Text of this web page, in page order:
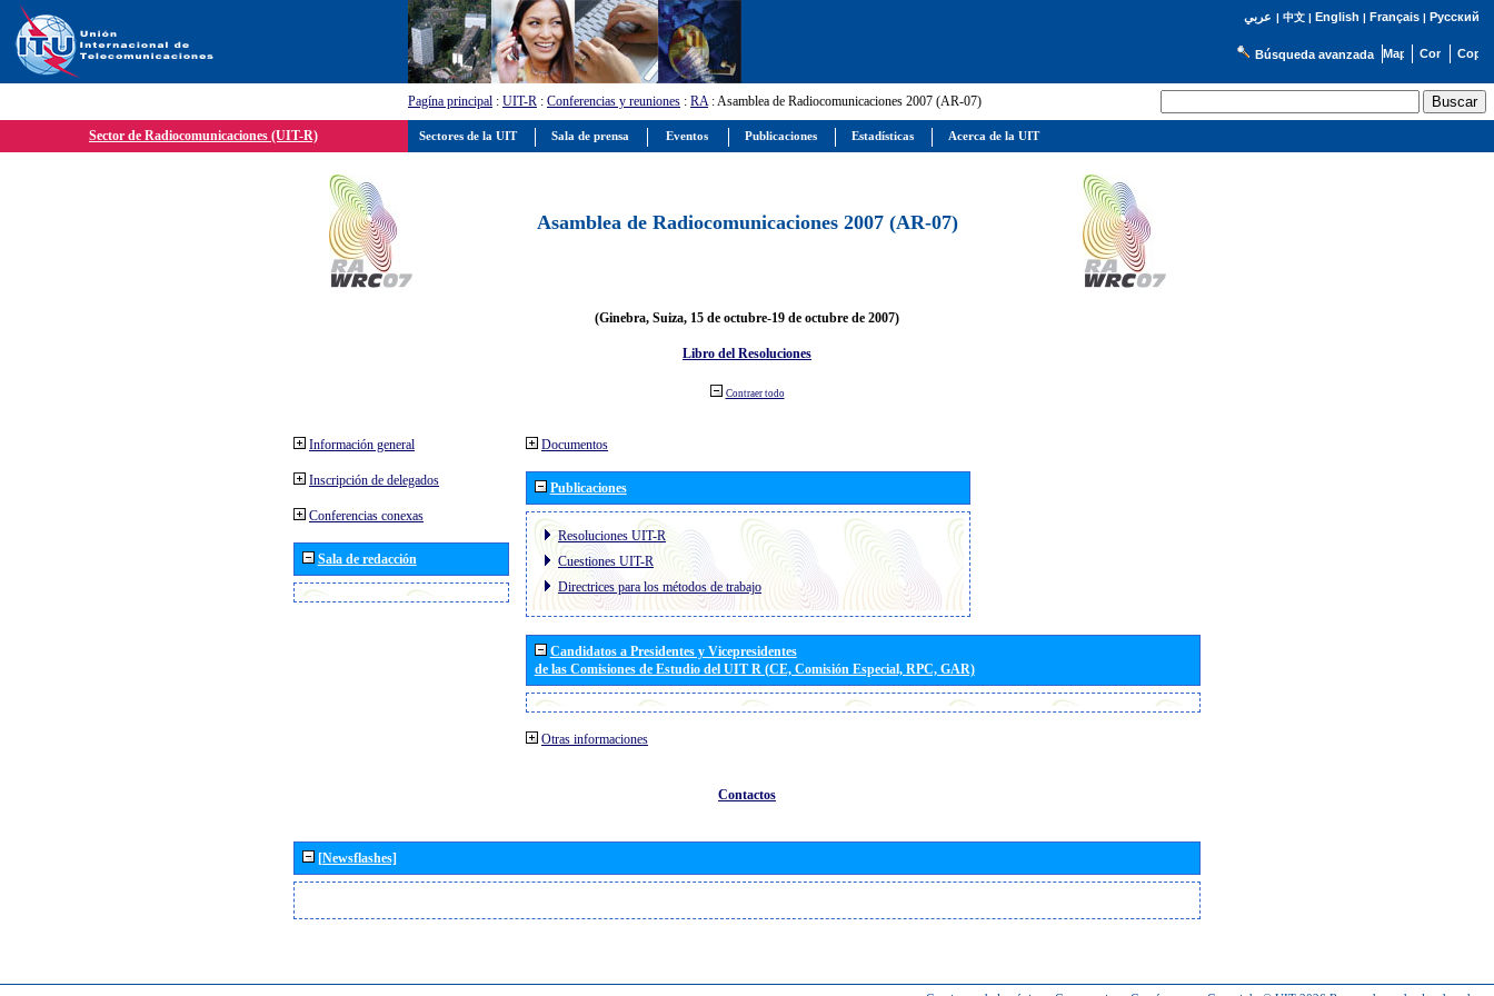
عربي | 中文| English | Français| Русский
Búsqueda avanzada
Pagína principal : UIT-R : Conferencias y reuniones : RA: Asamblea de Radiocomunicaciones 2007 (AR-07)
Sector de Radiocomunicaciones (UIT-R)
Asamblea de Radiocomunicaciones 2007 (AR-07)
(Ginebra, Suiza, 15 de octubre-19 de octubre de 2007)
Libro del Resoluciones
Contraer todo
Información general
Inscripción de delegados
Conferencias conexas
Sala de redacción
Documentos
Publicaciones
Resoluciones UIT-R
Cuestiones UIT-R
Directrices para los métodos de trabajo
Candidatos a Presidentes y Vicepresidentes
de las Comisiones de Estudio del UIT R (CE, Comisión Especial, RPC, GAR)
Otras informaciones
Contactos
[Newsflashes]
Sectores de la UIT Sala de prensa Eventos Publicaciones Estadísticas Acerca de la UIT